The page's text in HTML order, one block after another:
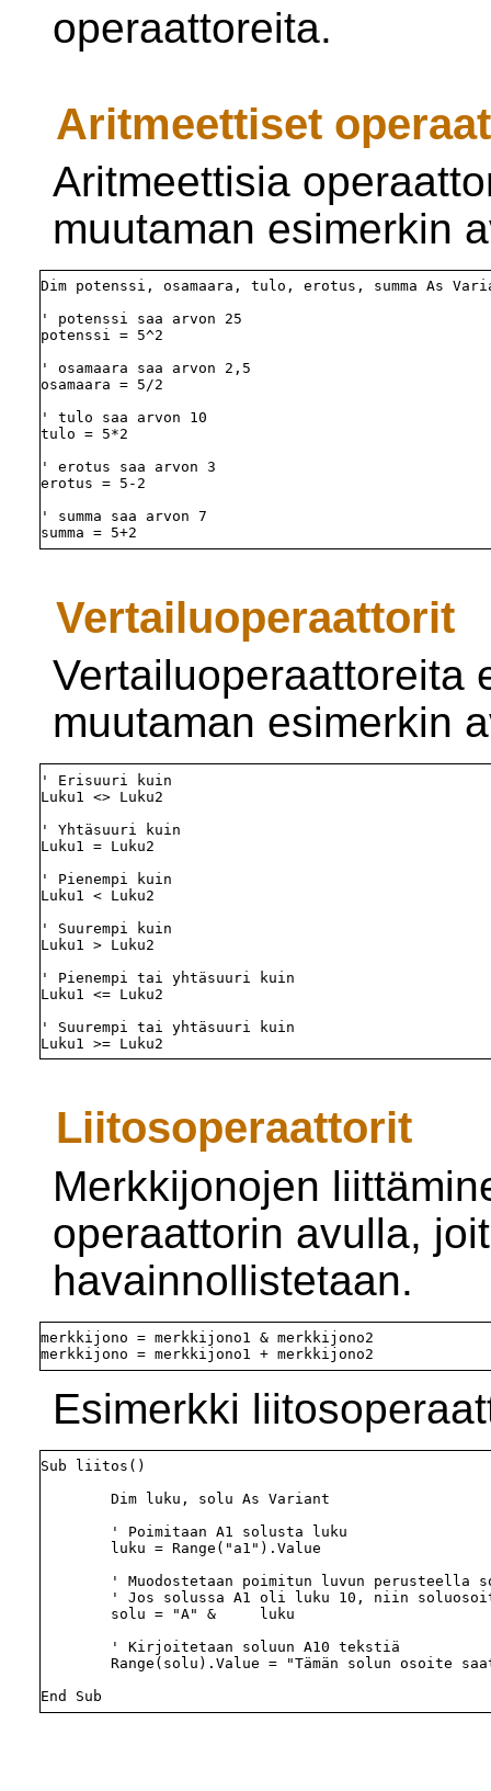
operaattoreita.
Aritmeettiset
Aritmeettisia
muutaman esimerkin
Dim potenssi, osamaara, tulo, erotus, summa As
' potenssi saa arvon 25
potenssi = 5^2
' osamaara saa arvon 2,5
osamaara = 5/2
' tulo saa arvon 10
tulo = 5*2
' erotus saa arvon 3
erotus = 5-2
' summa saa arvon 7
Vertailuoperaattorit
Vertailuoperaattoreita
muutaman esimerkin
' Erisuuri kuin
Luku1 <> Luku2
' Yhtäsuuri kuin
Luku1 = Luku2
' Pienempi kuin
Luku1 < Luku2
' Suurempi kuin
Luku1 > Luku2
' Pienempi tai yhtäsuuri kuin
Luku1 <= Luku2
' Suurempi tai yhtäsuuri kuin
Liitosoperaattorit
Merkkijonojen
operaattorin avulla,
havainnollistetaan.
merkkijono = merkkijono1 & merkkijono2
Esimerkki
Sub liitos()
        Dim luku, solu As Variant
        ' Poimitaan A1 solusta luku
        luku = Range("a1").Value
' Muodostetaan poimitun luvun perusteella
' Jos solussa A1 oli luku 10, niin
        solu = "A" &	 luku
        ' Kirjoitetaan soluun A10 tekstiä
Range(solu).Value = "Tämän solun osoite